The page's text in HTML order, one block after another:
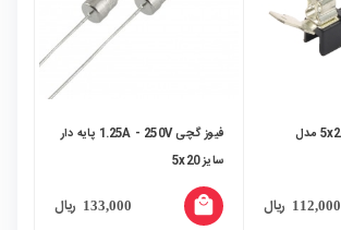
جافیوز بدون درب 5x20 مدل
112,000 ریال
فیوز گچی 1.25A - 250V پایه دار
سایز 5x20
133,000 ریال local_mall